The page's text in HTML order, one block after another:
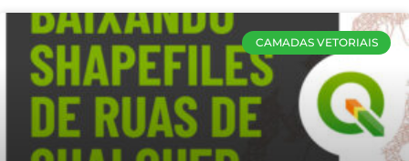
CAMADAS VETORIAIS